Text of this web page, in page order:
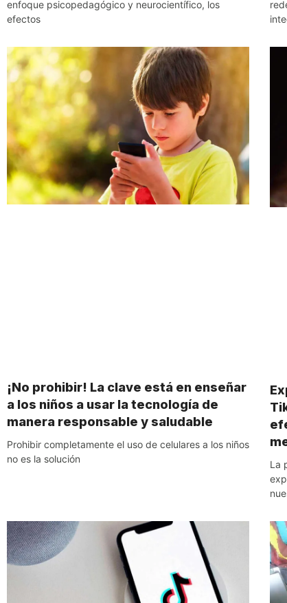
enfoque psicopedagógico y neurocientífico, los
efectos
¡No prohibir! La clave está en enseñar
a los niños a usar la tecnología de
manera responsable y saludable
Prohibir completamente el uso de celulares a los niños
no es la solución
La